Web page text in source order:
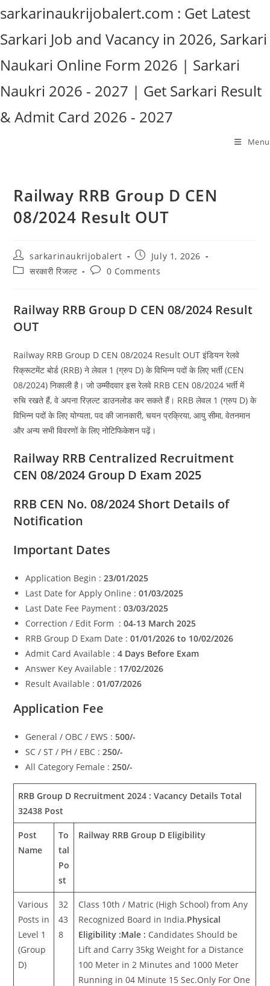
to
content
sarkarinaukrijobalert.com : Get Latest
Sarkari Job and Vacancy in 2026, Sarkari
Naukari Online Form 2026 | Sarkari
Naukri 2026 - 2027 | Get Sarkari Result
& Admit Card 2026 - 2027
Menu
Railway RRB Group D CEN
08/2024 Result OUT
Post
author:
sarkarinaukrijobalert
Post
published:
July 1, 2026
Postसरकारी रिजल्ट​
Post0 Comments
Railway RRB Group D CEN 08/2024 Result
OUT
Railway RRB Group D CEN 08/2024 Result OUT इंडियन रेलवे
रिक्रूटमेंट बोर्ड (RRB) ने लेवल 1 (ग्रुप D) के विभिन्न पदों के लिए भर्ती (CEN
08/2024) निकाली है। जो उम्मीदवार इस रेलवे RRB CEN 08/2024 भर्ती में
रुचि रखते हैं, वे अपना रिज़ल्ट डाउनलोड कर सकते हैं। RRB लेवल 1 (ग्रुप D) के
विभिन्न पदों के लिए योग्यता, पद की जानकारी, चयन प्रक्रिया, आयु सीमा, वेतनमान
और अन्य सभी विवरणों के लिए नोटिफिकेशन पढ़ें।
Railway RRB Centralized Recruitment
CEN 08/2024 Group D Exam 2025
RRB CEN No. 08/2024 Short Details of
Notification
Important Dates
Application Begin :23/01/2025
Last Date for Apply Online :01/03/2025
Last Date Fee Payment :03/03/2025
Correction / Edit Form :04-13 March 2025
RRB Group D Exam Date :01/01/2026 to 10/02/2026
Admit Card Available : 4 Days Before Exam
Answer Key Available : 17/02/2026
Result Available :01/07/2026
Application Fee
General / OBC / EWS :500/-
SC / ST / PH / EBC :250/-
All Category Female :250/-
RRB Group D Recruitment 2024 : Vacancy DetailsTotal
32438 Post
Post
Name
To
tal
Po
st
Railway RRB Group D Eligibility
Various
Posts in
Level 1
(Group
D)
32
43
8
Class 10th / Matric (High School) from Any
Recognized Board in India.Physical
Eligibility :Male : Candidates Should be
Lift and Carry 35kg Weight for a Distance
100 Meter in 2 Minutes and 1000 Meter
Running in 04 Minute 15 Sec.Only For One